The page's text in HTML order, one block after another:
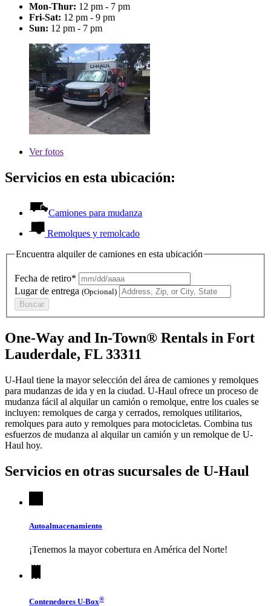
Mon-Thur: 12 pm - 7 pm
Fri-Sat: 12 pm - 9 pm
Sun: 12 pm - 7 pm
Verfotos
Servicios en esta ubicación:
Camiones para mudanza
Remolques y remolcado
Encuentra alquiler de camiones en esta ubicación
Fecha de retiro*
Lugar de entrega (Opcional)
Buscar
One-Way and In-Town® Rentals in Fort
Lauderdale, FL 33311
U-Haul tiene la mayor selección del área de camiones y remolques
para mudanzas de ida y en la ciudad. U-Haul ofrece un proceso de
mudanza fácil al alquilar un camión o remolque, entre los cuales se
incluyen: remolques de carga y cerrados, remolques utilitarios,
remolques para auto y remolques para motocicletas. Combina tus
esfuerzos de mudanza al alquilar un camión y un remolque de U-
Haul hoy.
Servicios en otras sucursales de U-Haul
Autoalmacenamiento
¡Tenemos la mayor cobertura en América del Norte!
Contenedores U-Box®